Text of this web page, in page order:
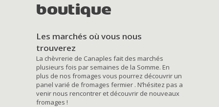
boutique
Les marchés où vous nous
trouverez
La chèvrerie de Canaples fait des marchés
plusieurs fois par semaines de la Somme. En
plus de nos fromages vous pourrez découvrir un
panel varié de fromages fermier . N’hésitez pas a
venir nous rencontrer et découvrir de nouveaux
fromages !